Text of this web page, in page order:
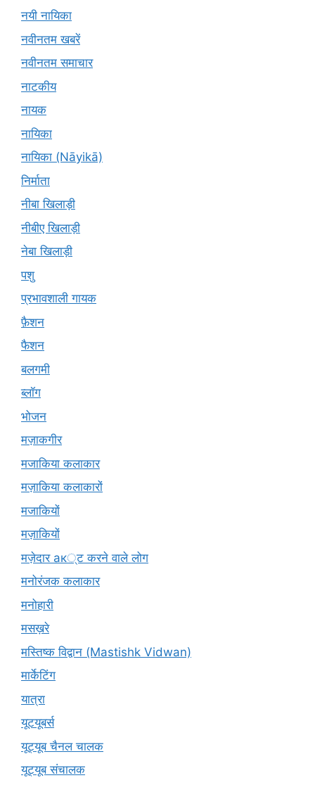
नयी नायिका
नवीनतम खबरें
नवीनतम समाचार
नाटकीय
नायक
नायिका
नायिका (Nāyikā)
निर्माता
नीबा खिलाड़ी
नीबीए खिलाड़ी
नेबा खिलाड़ी
पशु
प्रभावशाली गायक
फ़ैशन
फैशन
बलगमी
ब्लॉग
भोजन
मज़ाकगीर
मजाकिया कलाकार
मज़ाकिया कलाकारों
मजाकियों
मज़ाकियों
मज़ेदार ак्ट करने वाले लोग
मनोरंजक कलाकार
मनोहारी
मसख़रे
मस्तिष्क विद्वान (Mastishk Vidwan)
मार्केटिंग
यात्रा
यूटयूबर्स
यूट्यूब चैनल चालक
यूट्यूब संचालक